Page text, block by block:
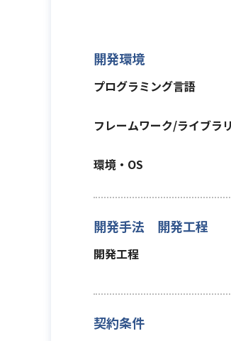
開発環境
プログラミング言語
フレームワーク/ライブラリ
環境・OS
開発手法 開発工程
開発工程
契約条件